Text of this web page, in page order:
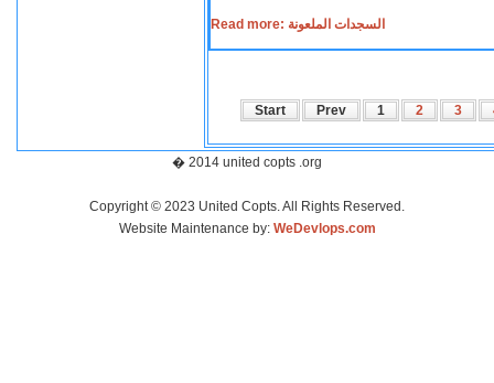
Read more: السجدات الملعونة
Start Prev 1 2 3
� 2014 united copts .org
Copyright © 2023 United Copts. All Rights Reserved.
Website Maintenance by: WeDevlops.com